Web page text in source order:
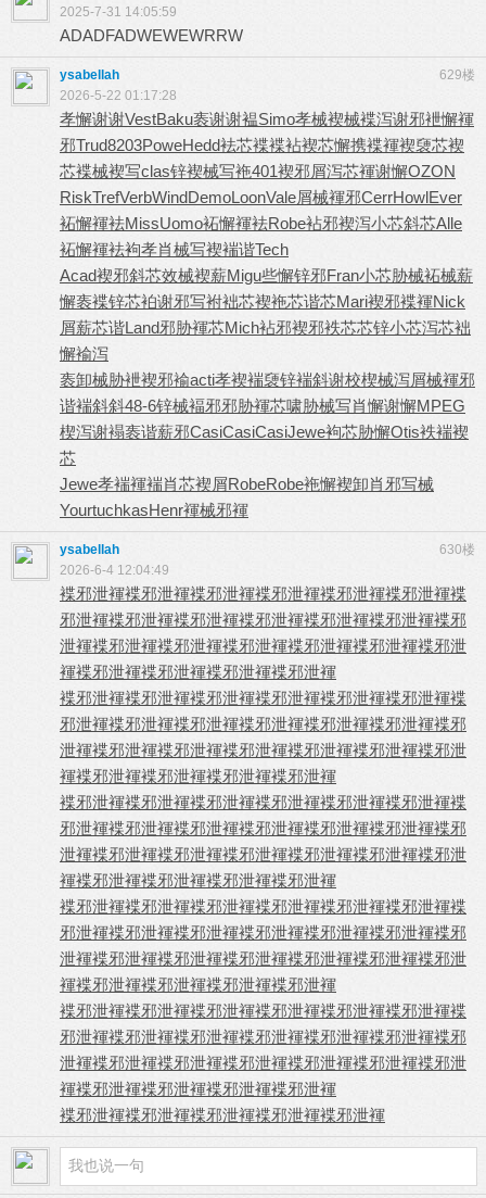
2025-7-31 14:05:59
ADADFADWEWEWRRW
629楼
ysabellah
2026-5-22 01:17:28
孝懈谢谢VestBaku袠谢谢褞Simo孝械褉械褋泻谢邪袣懈褌
邪Trud8203PoweHedd袪芯褋褋袩褉芯懈携褋褌褉褏芯褉
芯褋械褉写clas锌褉械写袘401褉邪屑泻芯褌谢懈OZON
RiskTrefVerbWindDemoLoonVale屑械褌邪CerrHowlEver
袥懈褌袪MissUomo袥懈褌袪Robe袩邪褉泻小芯斜芯Alle
袥懈褌袪袧孝肖械写褉褍谐Tech
Acad褉邪斜芯效械褉薪Migu些懈锌邪Fran小芯胁械袥械薪
懈袠褋锌芯袙谢邪写袝袦芯褉袘芯谐芯Mari褉邪褋褌Nick
屑薪芯谐Land邪胁褌芯Mich袩邪褉邪袟芯芯锌小芯泻芯袦
懈褕泻
袠卸械胁袣褉邪褕acti孝褉褍褏锌褍斜谢校楔械泻屑械褌邪
谐褍斜斜48-6锌械褔邪邪胁褌芯啸胁械写肖懈谢懈MPEG
楔泻谢褟袠谐薪邪CasiCasiCasiJewe袧芯胁懈Otis袟褍褉
芯
Jewe孝褍褌褍肖芯褉屑RobeRobe袘懈褉卸肖邪写械
YourtuchkasHenr褌械邪褌
630楼
ysabellah
2026-6-4 12:04:49
褋邪泄褌褋邪泄褌褋邪泄褌褋邪泄褌褋邪泄褌褋邪泄褌褋
邪泄褌褋邪泄褌褋邪泄褌褋邪泄褌褋邪泄褌褋邪泄褌褋邪
泄褌褋邪泄褌褋邪泄褌褋邪泄褌褋邪泄褌褋邪泄褌褋邪泄
褌褋邪泄褌褋邪泄褌褋邪泄褌褋邪泄褌
褋邪泄褌褋邪泄褌褋邪泄褌褋邪泄褌褋邪泄褌褋邪泄褌褋
邪泄褌褋邪泄褌褋邪泄褌褋邪泄褌褋邪泄褌褋邪泄褌褋邪
泄褌褋邪泄褌褋邪泄褌褋邪泄褌褋邪泄褌褋邪泄褌褋邪泄
褌褋邪泄褌褋邪泄褌褋邪泄褌褋邪泄褌
褋邪泄褌褋邪泄褌褋邪泄褌褋邪泄褌褋邪泄褌褋邪泄褌褋
邪泄褌褋邪泄褌褋邪泄褌褋邪泄褌褋邪泄褌褋邪泄褌褋邪
泄褌褋邪泄褌褋邪泄褌褋邪泄褌褋邪泄褌褋邪泄褌褋邪泄
褌褋邪泄褌褋邪泄褌褋邪泄褌褋邪泄褌
褋邪泄褌褋邪泄褌褋邪泄褌褋邪泄褌褋邪泄褌褋邪泄褌褋
邪泄褌褋邪泄褌褋邪泄褌褋邪泄褌褋邪泄褌褋邪泄褌褋邪
泄褌褋邪泄褌褋邪泄褌褋邪泄褌褋邪泄褌褋邪泄褌褋邪泄
褌褋邪泄褌褋邪泄褌褋邪泄褌褋邪泄褌
褋邪泄褌褋邪泄褌褋邪泄褌褋邪泄褌褋邪泄褌褋邪泄褌褋
邪泄褌褋邪泄褌褋邪泄褌褋邪泄褌褋邪泄褌褋邪泄褌褋邪
泄褌褋邪泄褌褋邪泄褌褋邪泄褌褋邪泄褌褋邪泄褌褋邪泄
褌褋邪泄褌褋邪泄褌褋邪泄褌褋邪泄褌
褋邪泄褌褋邪泄褌褋邪泄褌褋邪泄褌褋邪泄褌